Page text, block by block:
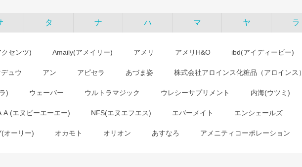
タ ナ ハ マ ヤ ラ
センツ) Amaily(アメイリー) アメリ アメリH&O ibd(アイディービー)
ュウ アン アピセラ あづま姿 株式会社アロインス化粧品（アロインス）
) ウェーバー ウルトラマジック ウレシーサプリメント 内海(ウツミ)
エヌビーエーエー) NFS(エヌエフエス) エバーメイト エンシェールズ
オーリー) オカモト オリオン あすなろ アメニティコーポレーション